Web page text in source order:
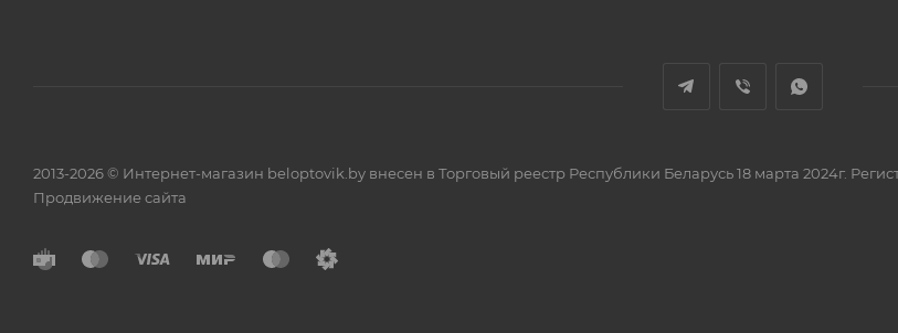
2013-2026 © Интернет-магазин beloptovik.by внесен в Торговый реестр Республики Беларусь 18 марта 2024г.
Продвижение сайта